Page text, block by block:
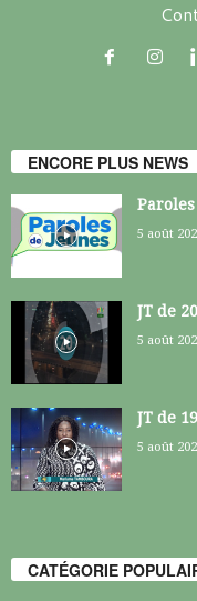
ENCORE PLUS NEWS
5 août
JT de
5 août
JT de
5 août
CATÉGORIE